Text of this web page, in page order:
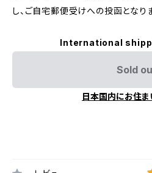
し、ご自宅郵便受けへの投函となりま
International
Sold
日本国内にお住